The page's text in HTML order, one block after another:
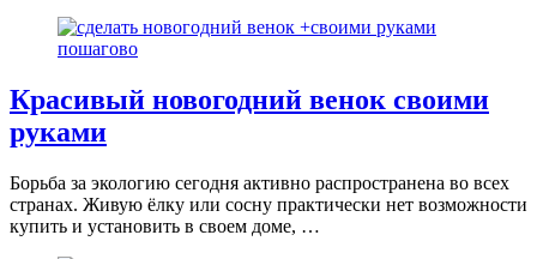
Красивый новогодний венок своими
руками
Борьба за экологию сегодня активно распространена во всех
странах. Живую ёлку или сосну практически нет возможности
купить и установить в своем доме, …